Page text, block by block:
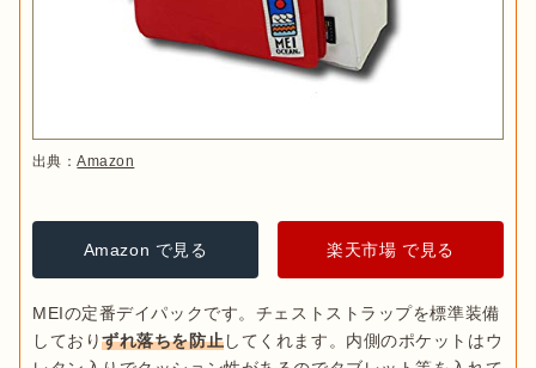
出典：Amazon
Amazon で見る 楽天市場 で見る
MEIの定番デイパックです。チェストストラップを標準装備
しておりずれ落ちを防止してくれます。内側のポケットはウ